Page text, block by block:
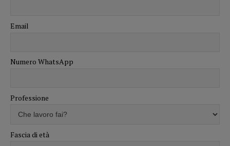
Email
Numero WhatsApp
Professione
Fascia di età